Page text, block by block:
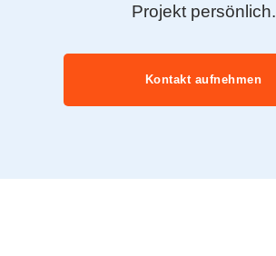
Projekt persönlich.
Kontakt aufnehmen